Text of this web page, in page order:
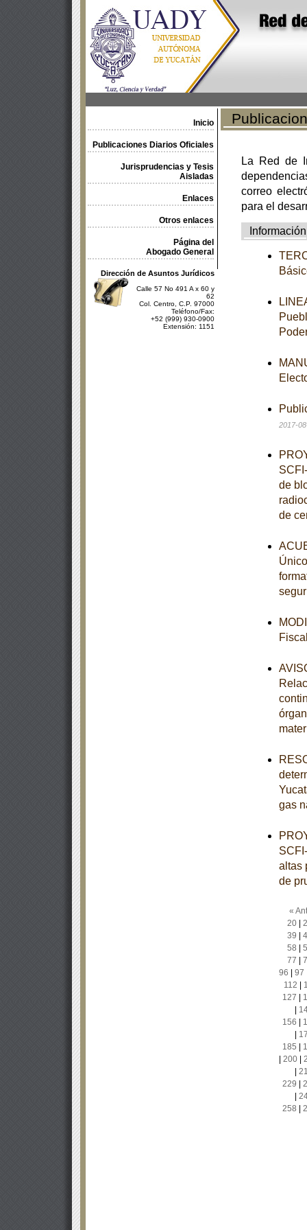
Inicio
Publicaciones Diarios Oficiales
Jurisprudencias y Tesis
Aisladas
Enlaces
Otros enlaces
Página del
Abogado General
Dirección de Asuntos Jurídicos
Calle 57 No 491 A x 60 y
62
Col. Centro, C.P. 97000
Teléfono/Fax:
+52 (999) 930-0900
Extensión: 1151
La Red de
correo
para el
Información
2017-
de
de
gas
altas
de
«
20|
39
58
77
96
97
112
127
156
185
200|
229
258